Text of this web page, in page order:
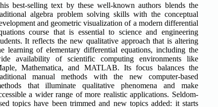
best-selling text by these well-known authors blends the
algebra problem solving skills with the conceptual
and geometric visualization of a modern differential
course that is essential to science and engineering
It reflects the new qualitative approach that is altering
learning of elementary differential equations, including the
availability of scientific computing environments like
Mathematica, and MATLAB. Its focus balances the
manual methods with the new computer-based
that illuminate qualitative phenomena and make
a wider range of more realistic applications. Seldom-
topics have been trimmed and new topics added: it starts